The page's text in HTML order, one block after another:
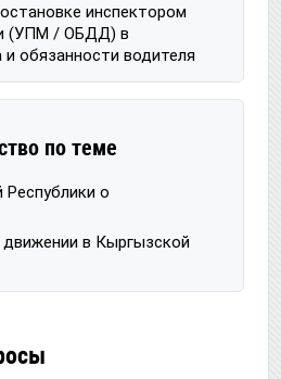
инспектором
(УПМ / ОБДД) в
обязанности водителя
по теме
о
в Кыргызской